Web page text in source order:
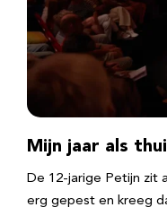
Mijn jaar als
De 12-jarige Petijn zit
erg gepest en kreeg